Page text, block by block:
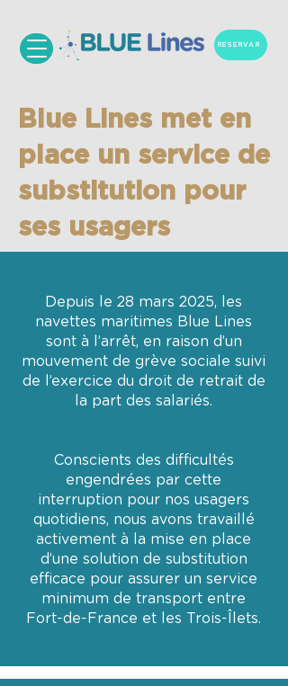
RESERVAR
Blue Lines met en
place un service de
substitution pour
ses usagers
Depuis le 28 mars 2025, les
navettes maritimes Blue Lines
sont à l’arrêt, en raison d’un
mouvement de grève sociale suivi
de l’exercice du droit de retrait de
la part des salariés.
Conscients des difficultés
engendrées par cette
interruption pour nos usagers
quotidiens, nous avons travaillé
activement à la mise en place
d’une solution de substitution
efficace pour assurer un service
minimum de transport entre
Fort-de-France et les Trois-Îlets.